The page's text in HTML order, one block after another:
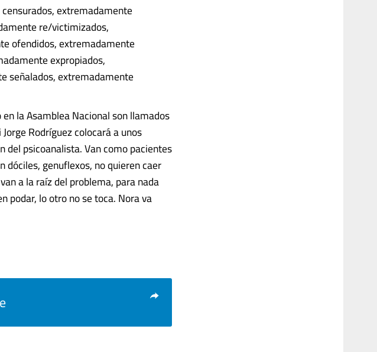
extremadamente
re/victimizados,
ofendidos, extremadamente
expropiados,
señalados, extremadamente
la Asamblea Nacional son llamados
Rodríguez colocará a unos
psicoanalista. Van como pacientes
genuflexos, no quieren caer
a la raíz del problema, para nada
podar, lo otro no se toca. Nora va